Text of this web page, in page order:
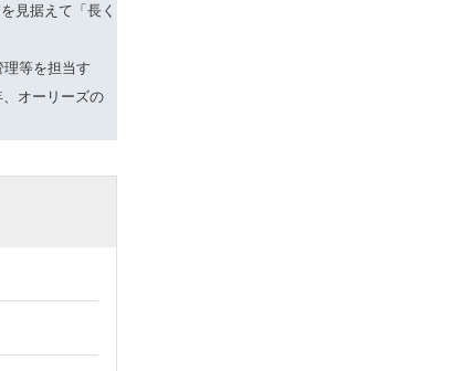
見据えて「長く
等を担当す
オーリーズの